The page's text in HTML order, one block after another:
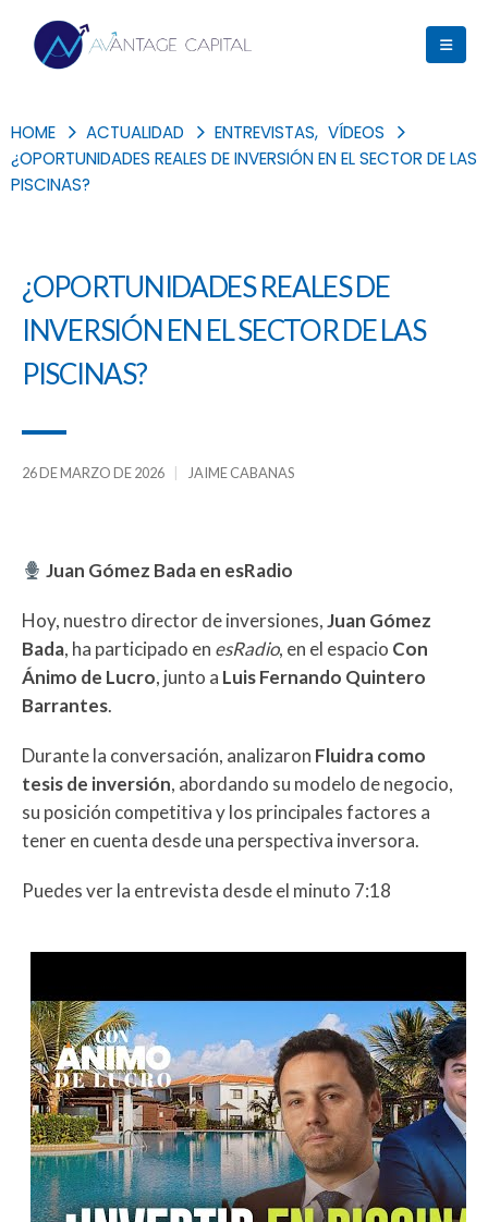
HOME ACTUALIDAD ENTREVISTAS, VÍDEOS
¿OPORTUNIDADES REALES DE INVERSIÓN EN EL SECTOR DE LAS
PISCINAS?
¿OPORTUNIDADES REALES DE
INVERSIÓN EN EL SECTOR DE LAS
PISCINAS?
26 DE MARZO DE 2026 JAIME CABANAS
Juan Gómez Bada en esRadio
Hoy, nuestro director de inversiones,Juan Gómez
Bada, ha participado en esRadio, en el espacio Con
Ánimo de Lucro, junto a Luis Fernando Quintero
Barrantes.
Durante la conversación, analizaron Fluidra como
tesis de inversión, abordando su modelo de negocio,
su posición competitiva y los principales factores a
tener en cuenta desde una perspectiva inversora.
Puedes ver la entrevista desde el minuto 7:18